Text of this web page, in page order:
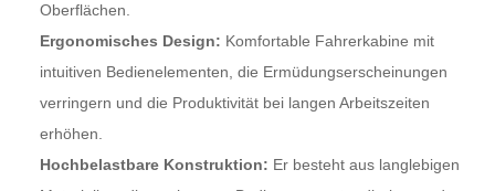
Oberflächen.
Ergonomisches Design: Komfortable Fahrerkabine mit
intuitiven Bedienelementen, die Ermüdungserscheinungen
verringern und die Produktivität bei langen Arbeitszeiten
erhöhen.
Hochbelastbare Konstruktion: Er besteht aus langlebigen